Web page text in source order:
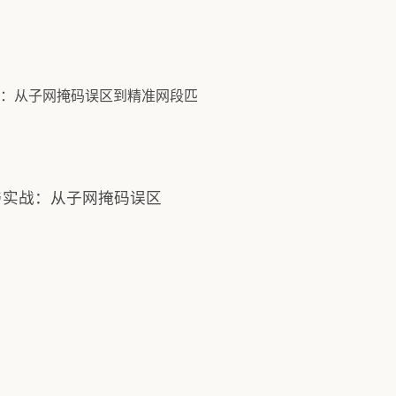
战：从子网掩码误区